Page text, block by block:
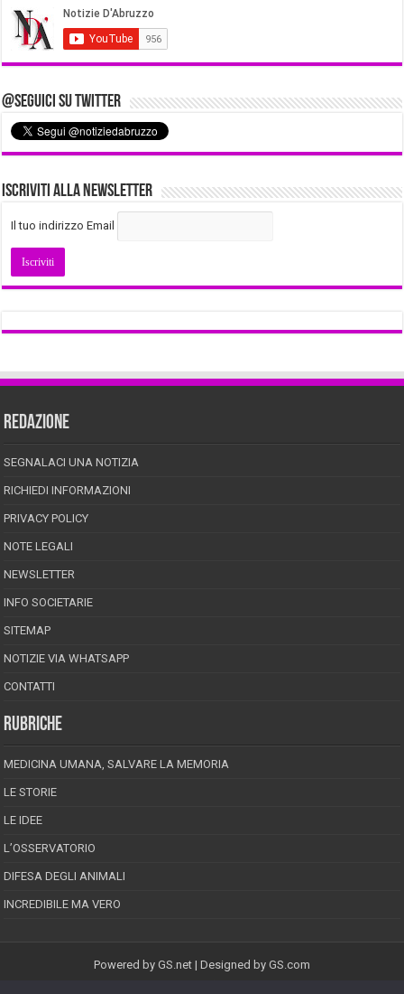
@Seguici su Twitter
Iscriviti alla Newsletter
Il tuo indirizzo Email
REDAZIONE
SEGNALACI UNA NOTIZIA
RICHIEDI INFORMAZIONI
PRIVACY POLICY
NOTE LEGALI
NEWSLETTER
INFO SOCIETARIE
SITEMAP
NOTIZIE VIA WHATSAPP
CONTATTI
RUBRICHE
MEDICINA UMANA, SALVARE LA MEMORIA
LE STORIE
LE IDEE
L’OSSERVATORIO
DIFESA DEGLI ANIMALI
INCREDIBILE MA VERO
Powered by GS.net | Designed by GS.com